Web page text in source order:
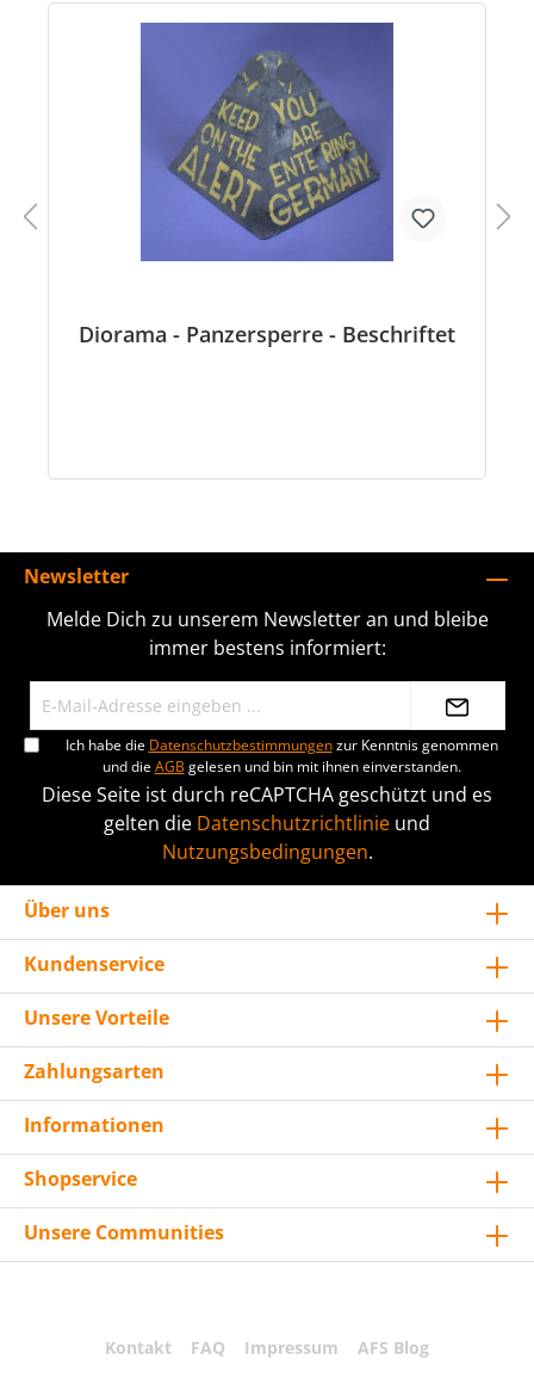
Diorama - Panzersperre - Beschriftet
Newsletter
Melde Dich zu unserem Newsletter an und bleibe
immer bestens informiert:
Ich habe die Datenschutzbestimmungenzur Kenntnis genommen
und dieAGB gelesen und bin mit ihnen einverstanden.
Diese Seite ist durch reCAPTCHA geschützt und es
gelten die Datenschutzrichtlinie und
Nutzungsbedingungen.
Über uns
Kundenservice
Unsere Vorteile
Zahlungsarten
Informationen
Shopservice
Unsere Communities
Kontakt FAQ Impressum AFS Blog